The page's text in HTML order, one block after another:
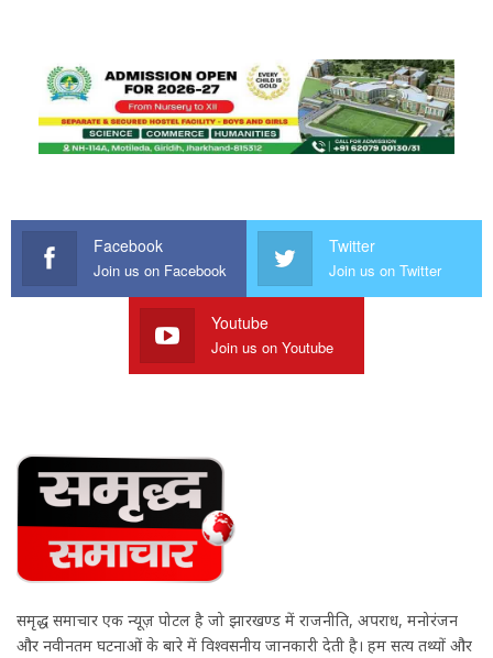
Facebook
Join us on Facebook
Twitter
Join us on Twitter
Youtube
Join us on Youtube
समृद्ध समाचार एक न्यूज़ पोर्टल है जो झारखण्ड में राजनीति, अपराध, मनोरंजन
और नवीनतम घटनाओं के बारे में विश्वसनीय जानकारी देती है। हम सत्य तथ्यों और